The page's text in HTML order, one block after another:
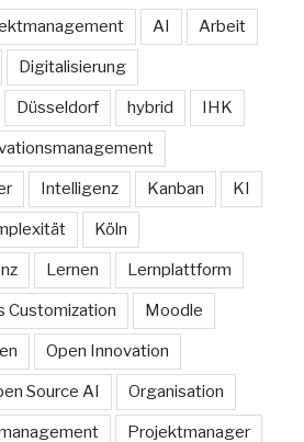
AI Arbeit
Digitalisierung
Düsseldorf hybrid IHK
Intelligenz Kanban KI
Köln
Lernen Lernplattform
Customization Moodle
Open Innovation
Source AI Organisation
Projektmanager